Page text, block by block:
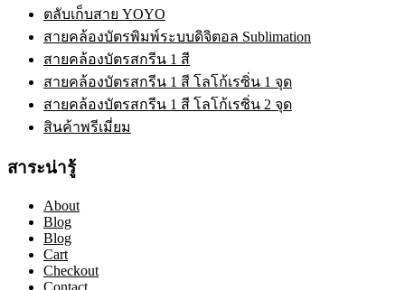
ตลับเก็บสาย YOYO
สายคล้องบัตรพิมพ์ระบบดิจิตอล Sublimation
สายคล้องบัตรสกรีน 1 สี
สายคล้องบัตรสกรีน 1 สี โลโก้เรซิ่น 1 จุด
สายคล้องบัตรสกรีน 1 สี โลโก้เรซิ่น 2 จุด
สินค้าพรีเมี่ยม
สาระน่ารู้
About
Blog
Blog
Cart
Checkout
Contact